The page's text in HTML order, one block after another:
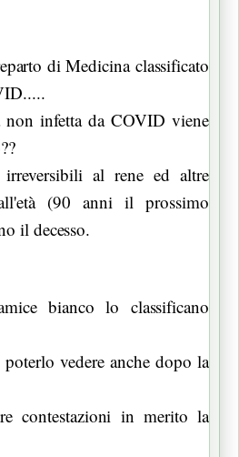
di Medicina classificato
non infetta da COVID viene
al rene ed altre
(90 anni il prossimo
il decesso.
bianco lo classificano
vedere anche dopo la
contestazioni in merito la